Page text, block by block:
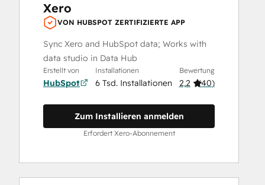
Xero
VON HUBSPOT ZERTIFIZIERTE APP
Sync Xero and HubSpot data; Works with
data studio in Data Hub
Erstellt von
HubSpot
Installationen
6 Tsd. Installationen
Bewertung
2,2 (40)
Zum Installieren anmelden
Erfordert Xero-Abonnement